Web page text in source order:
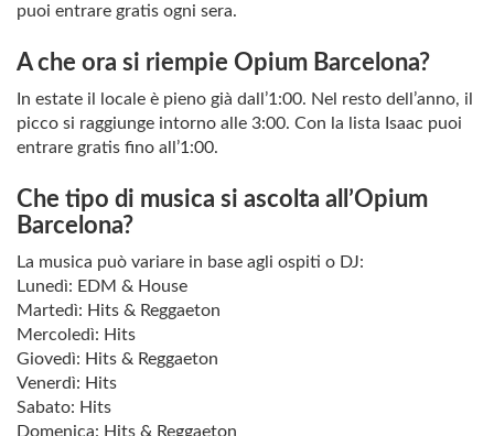
puoi entrare gratis ogni sera.
A che ora si riempie Opium Barcelona?
In estate il locale è pieno già dall’1:00. Nel resto dell’anno, il
picco si raggiunge intorno alle 3:00. Con la lista Isaac puoi
entrare gratis fino all’1:00.
Che tipo di musica si ascolta all’Opium
Barcelona?
La musica può variare in base agli ospiti o DJ:
Lunedì: EDM & House
Martedì: Hits & Reggaeton
Mercoledì: Hits
Giovedì: Hits & Reggaeton
Venerdì: Hits
Sabato: Hits
Domenica: Hits & Reggaeton